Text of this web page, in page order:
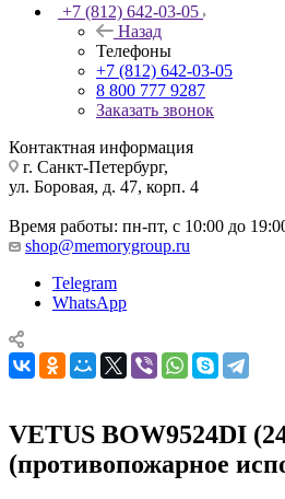
+7 (812) 642-03-05
Назад
Телефоны
+7 (812) 642-03-05
8 800 777 9287
Заказать звонок
Контактная информация
г. Санкт-Петербург,
ул. Боровая, д. 47, корп. 4
Время работы: пн-пт, с 10:00 до
shop@memorygroup.ru
Telegram
WhatsApp
VETUS BOW9524DI
(противопожарное